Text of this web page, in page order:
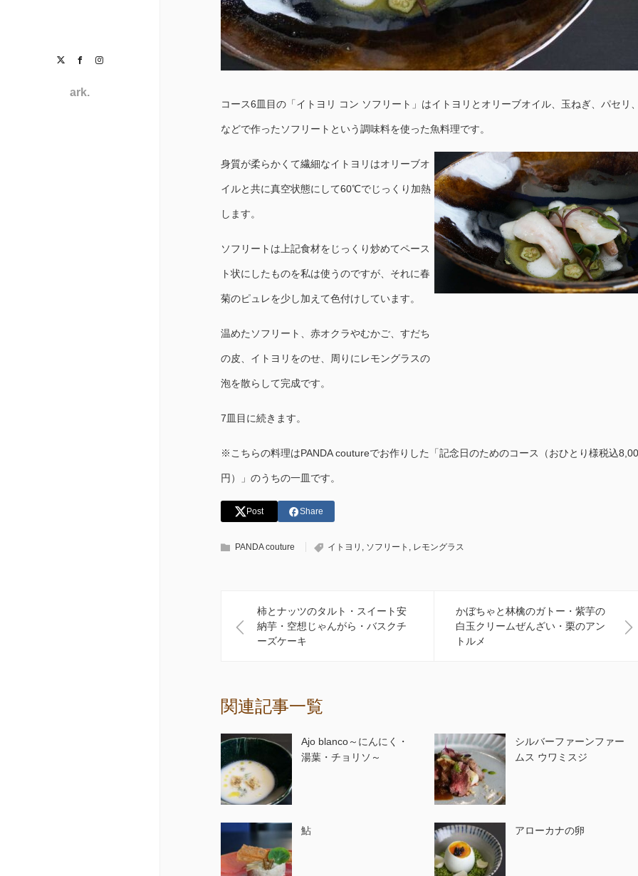
TwitterFacebook
ark.
コース6皿目の「イトヨリ コン ソフリート」はイトヨリとオリーブオイル、玉ねぎ、パセリ
などで作ったソフリートという調味料を使った魚料理です。
身質が柔らかくて繊細なイトヨリはオリーブオ
イルと共に真空状態にして60℃でじっくり加熱
します。
ソフリートは上記食材をじっくり炒めてペース
ト状にしたものを私は使うのですが、それに春
菊のピュレを少し加えて色付けしています。
温めたソフリート、赤オクラやむかご、すだち
の皮、イトヨリをのせ、周りにレモングラスの
泡を散らして完成です。
7皿目に続きます。
※こちらの料理はPANDA coutureでお作りした「記念日のためのコース（おひとり様税込
円）」のうちの一皿です。
Post Share
PANDA couture イトヨリ , ソフリート , レモングラス
柿とナッツのタルト・スイート安
納芋・空想じゃんがら・バスクチ
ーズケーキ
かぼちゃと林檎のガトー・紫芋の
白玉クリームぜんざい・栗のアン
トルメ
関連記事一覧
Ajo blanco～にんにく・
湯葉・チョリソ～
シルバーファーンファー
ムス ウワミスジ
鮎 アローカナの卵